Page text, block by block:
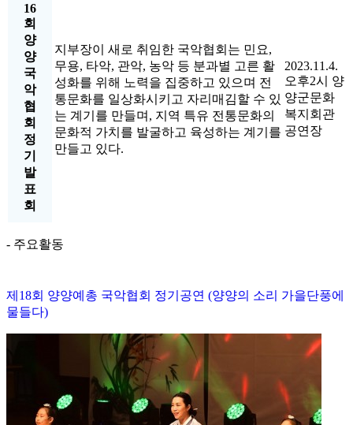
16
회
양
양
국
악
협
회
정
기
발
표
회
지부장이 새로 취임한 국악협회는 민요,
무용, 타악, 관악, 농악 등 분과별 고른 활
성화를 위해 노력을 집중하고 있으며 전
통문화를 일상화시키고 자리매김할 수 있
는 계기를 만들며, 지역 특유 전통문화의
문화적 가치를 발굴하고 육성하는 계기를
만들고 있다.
2023.11.4.
오후2시 양
양군문화
복지회관
공연장
- 주요활동
제18회 양양예총 국악협회 정기공연 (양양의 소리 가을단풍에
물들다)